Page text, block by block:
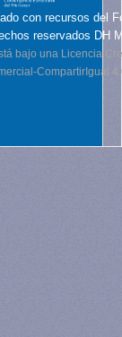
con recursos del
reservados DH
bajo una Licencia
CompartirIgual